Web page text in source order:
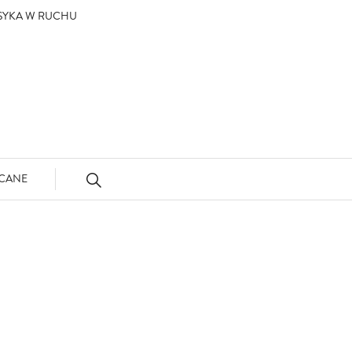
W RUCHU